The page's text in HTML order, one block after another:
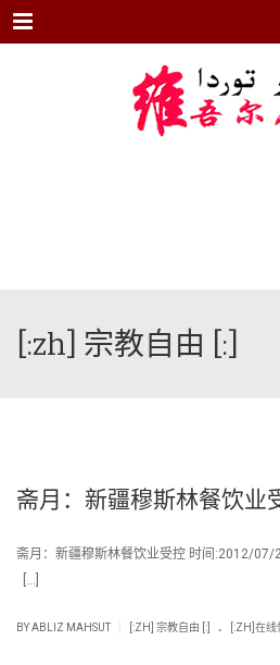
Menu
[:zh] 宗教自由 [:]
斋月：新疆穆斯林餐饮业
斋月：新疆穆斯林餐饮业受控 时间:2012/
[…]
BYABLIZ MAHSUT [:ZH] 宗教自由 [:] . [:ZH]在线